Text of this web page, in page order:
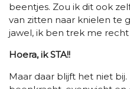
beentjes. Zou ik dit ook
van zitten naar knielen te
jawel, ik ben trek me recht
Hoera, ik STA!!
Maar daar blijft het niet